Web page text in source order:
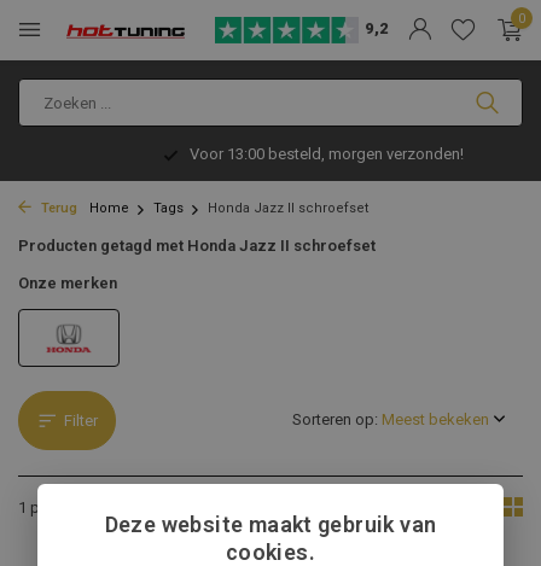
9,2
0
Voor 13:00 besteld, morgen verzonden!
Terug Home Tags Honda Jazz II schroefset
Producten getagd met Honda Jazz II schroefset
Onze merken
Filter
1 product
Sorteren op:
Deze website maakt gebruik van
cookies.